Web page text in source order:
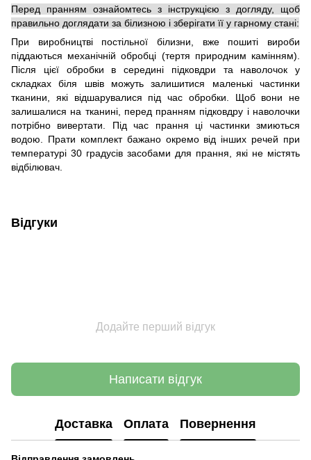
Перед пранням ознайомтесь з інструкцією з догляду, щоб
правильно доглядати за білизною і зберігати її у гарному стані:
При виробництві постільної білизни, вже пошиті вироби
піддаються механічній обробці (тертя природним камінням).
Після цієї обробки в середині підковдри та наволочок у
складках біля швів можуть залишитися маленькі частинки
тканини, які відшарувалися під час обробки. Щоб вони не
залишалися на тканині, перед пранням підковдру і наволочки
потрібно вивертати. Під час прання ці частинки змиються
водою. Прати комплект бажано окремо від інших речей при
температурі 30 градусів засобами для прання, які не містять
відбілювач.
Відгуки
Додайте перший відгук
Написати відгук
Доставка Оплата Повернення